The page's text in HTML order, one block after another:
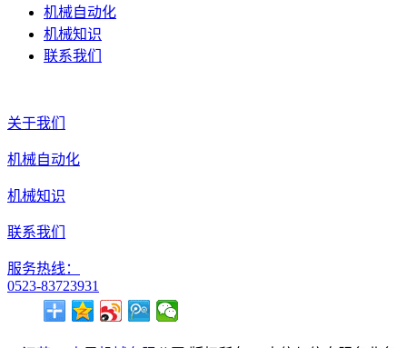
机械自动化
机械知识
联系我们
关于我们
机械自动化
机械知识
联系我们
服务热线：
0523-83723931